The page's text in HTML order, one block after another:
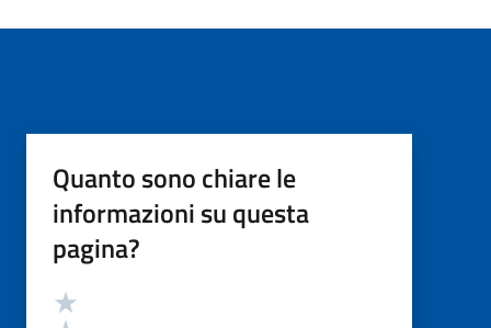
Quanto sono chiare le
informazioni su questa
pagina?
Valutazione